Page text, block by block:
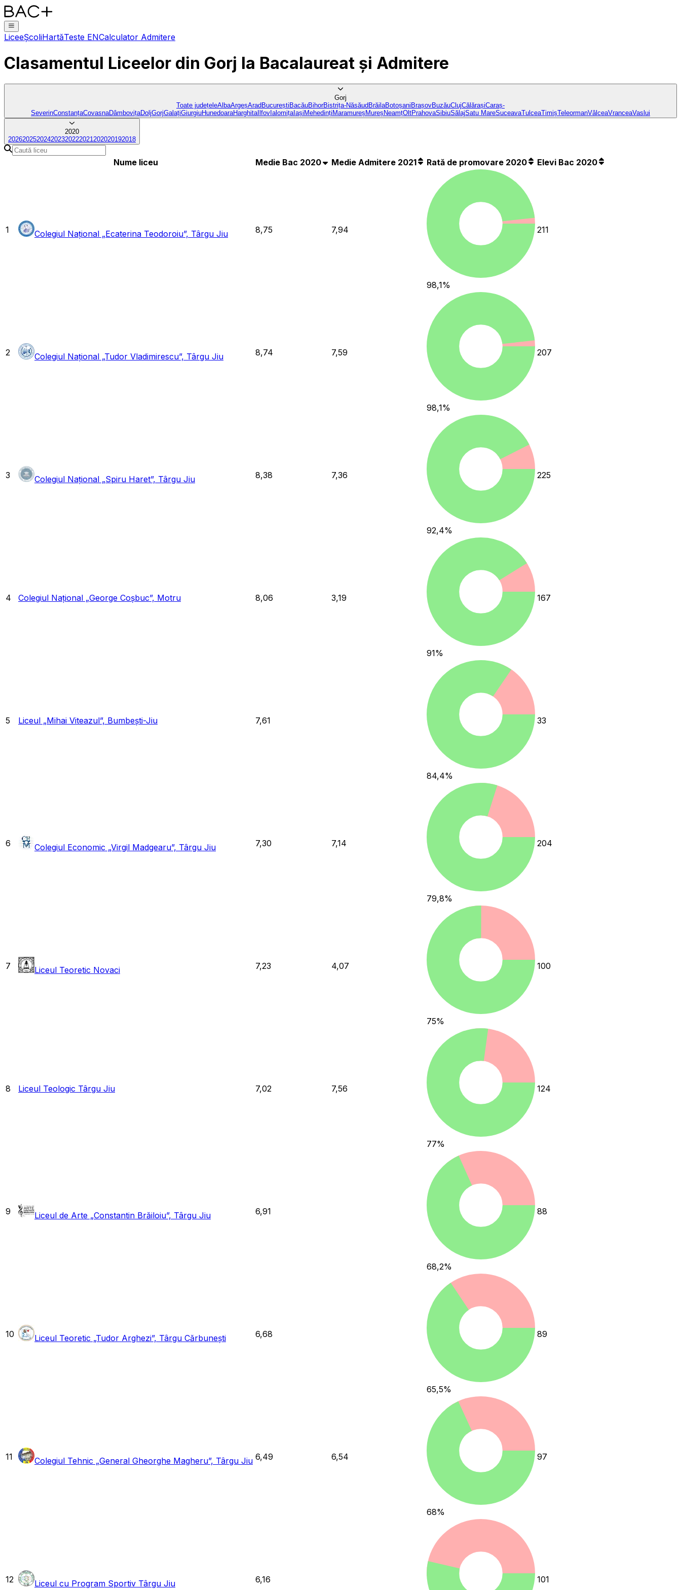
LiceeȘcoliHartăTeste ENCalculator Admitere
Clasamentul Liceelor din Gorj la Bacalaureat și Admitere
Gorj
Toate județeleAlbaArgeșAradBucureștiBacăuBihorBistrița-NăsăudBrăilaBotoșaniBrașovBuzăuClujCălărașiCaraș-
SeverinConstanțaCovasnaDâmbovițaDoljGorjGalațiGiurgiuHunedoaraHarghitaIlfovIalomițaIașiMehedințiMaramureșMureșNeamțOltPrahovaSibiuSălajSatu MareSuceavaTulceaTimișTeleormanVâlceaVranceaVaslui
2020
202620252024202320222021 202020192018
Nume liceu Medie Bac 2020 Medie Admitere 2021 Rată de promovare 2020 Elevi Bac 2020
1 Colegiul Național „Ecaterina Teodoroiu”, Târgu Jiu 8,75 7,94
98,1%
211
2 Colegiul Național „Tudor Vladimirescu”, Târgu Jiu 8,74 7,59
98,1%
207
3 Colegiul Național „Spiru Haret”, Târgu Jiu 8,38 7,36
92,4%
225
4 Colegiul Național „George Coșbuc”, Motru 8,06 3,19
91%
167
5 Liceul „Mihai Viteazul”, Bumbești-Jiu 7,61
84,4%
33
6 Colegiul Economic „Virgil Madgearu”, Târgu Jiu 7,30 7,14
79,8%
204
7 Liceul Teoretic Novaci 7,23 4,07
75%
100
8 Liceul Teologic Târgu Jiu 7,02 7,56
77%
124
9 Liceul de Arte „Constantin Brăiloiu”, Târgu Jiu 6,91
68,2%
88
10 Liceul Teoretic „Tudor Arghezi”, Târgu Cărbunești 6,68
65,5%
89
11 Colegiul Tehnic „General Gheorghe Magheru”, Târgu Jiu 6,49 6,54
68%
97
12 Liceul cu Program Sportiv Târgu Jiu 6,16 101